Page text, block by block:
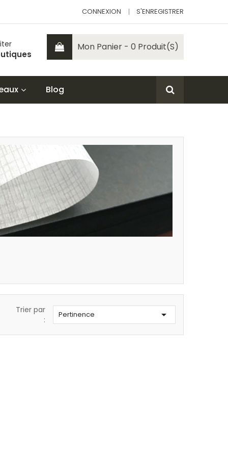
S'ENREGISTRER
CONNEXION
Mon Panier - 0 Produit(s)
Blog
Trier par
:
Pertinence 